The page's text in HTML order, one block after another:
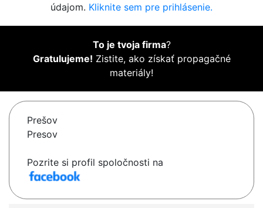
údajom. Kliknite sem pre prihlásenie.
To je tvoja firma?
Gratulujeme! Zistite, ako získať propagačné
materiály!
Prešov
Presov
Pozrite si profil spoločnosti na